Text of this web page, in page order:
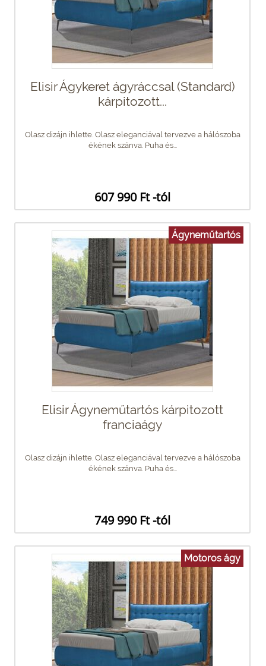
Elisir Ágykeret ágyráccsal (Standard)
kárpitozott...
Olasz dizájn ihlette. Olasz eleganciával tervezve a hálószoba
ékének szánva. Puha és...
607 990 Ft -tól
Ágyneműtartós
Elisir Ágyneműtartós kárpitozott
franciaágy
Olasz dizájn ihlette. Olasz eleganciával tervezve a hálószoba
ékének szánva. Puha és...
749 990 Ft -tól
Motoros ágy